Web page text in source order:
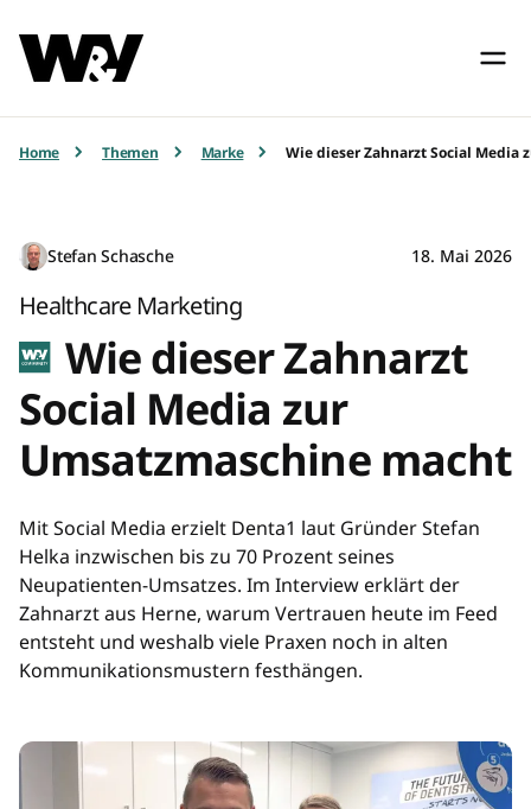
Home Themen Marke Wie dieser Zahnarzt Social Media
Stefan Schasche 18. Mai 2026
Healthcare Marketing
Wie dieser Zahnarzt
Social Media zur
Umsatzmaschine macht
Mit Social Media erzielt Denta1 laut Gründer Stefan
Helka inzwischen bis zu 70 Prozent seines
Neupatienten-Umsatzes. Im Interview erklärt der
Zahnarzt aus Herne, warum Vertrauen heute im Feed
entsteht und weshalb viele Praxen noch in alten
Kommunikationsmustern festhängen.